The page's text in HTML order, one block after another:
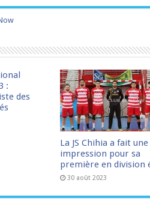
:
des
La JS Chihia a fait
impression pour sa
première en division
30 août 2023